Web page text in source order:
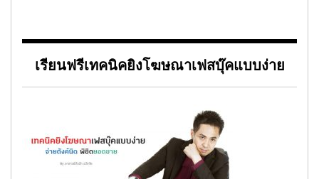
เรียนฟรีเทคนิคยิงโฆษณาเฟสบุ๊คแบบง่าย